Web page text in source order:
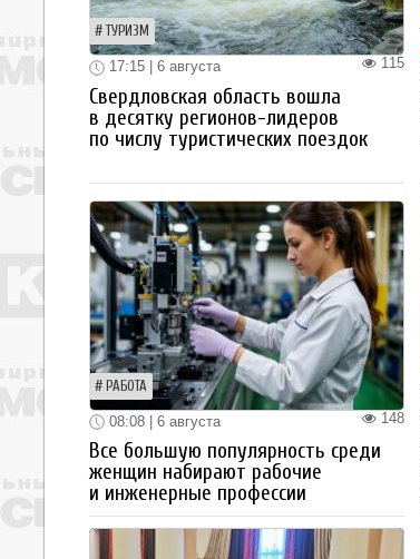
ТУРИЗМ
115
17:15 | 6 августа
Свердловская область вошла
в десятку регионов-лидеров
по числу туристических поездок
РАБОТА
148
08:08 | 6 августа
Все большую популярность среди
женщин набирают рабочие
и инженерные профессии